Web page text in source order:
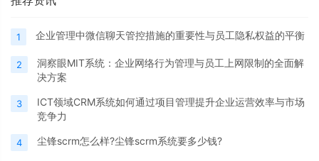
1 企业管理中微信聊天管控措施的重要性与员工隐私权益的平衡
2
洞察眼MIT系统：企业网络行为管理与员工上网限制的全面解
决方案
3
ICT领域CRM系统如何通过项目管理提升企业运营效率与市场
竞争力
4 尘锋scrm怎么样?尘锋scrm系统要多少钱?